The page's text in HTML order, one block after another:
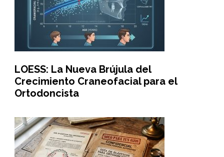
LOESS: La Nueva Brújula del
Crecimiento Craneofacial para el
Ortodoncista